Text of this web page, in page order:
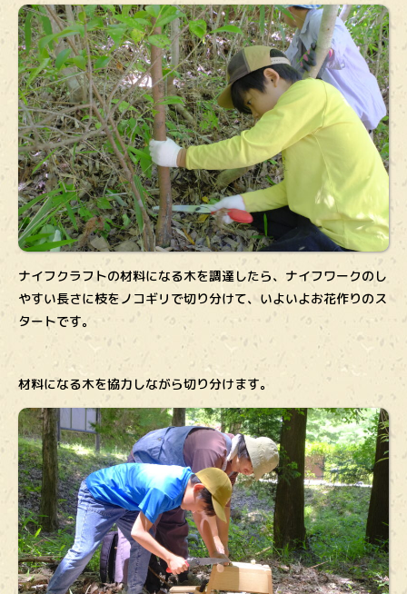
ナイフクラフトの材料になる木を調達したら、ナイフワークのし
やすい長さに枝をノコギリで切り分けて、いよいよお花作りのス
タートです。
材料になる木を協力しながら切り分けます。